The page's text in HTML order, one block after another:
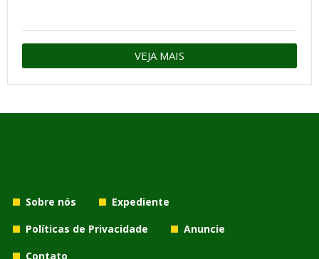
VEJA MAIS
Sobre nós
Expediente
Políticas de Privacidade
Anuncie
Contato